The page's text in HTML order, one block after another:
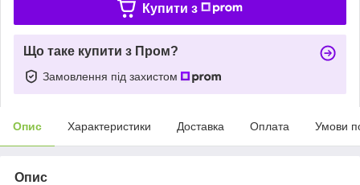
Купити з
Що таке купити з Пром?
Замовлення під захистом
Опис Характеристики Доставка Оплата Умови
Опис